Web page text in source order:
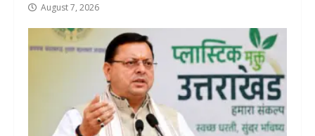
August 7, 2026